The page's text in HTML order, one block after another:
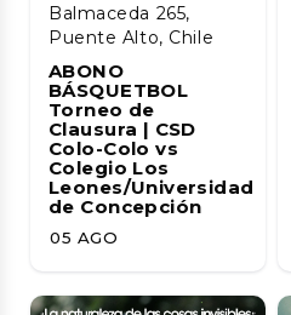
Balmaceda 265,
Puente Alto, Chile
ABONO
BÁSQUETBOL
Torneo de
Clausura | CSD
Colo-Colo vs
Colegio Los
Leones/Universidad
de Concepción
05 AGO